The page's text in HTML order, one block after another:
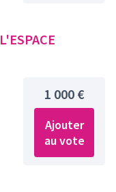
1 000 €
Ajouter
au vote